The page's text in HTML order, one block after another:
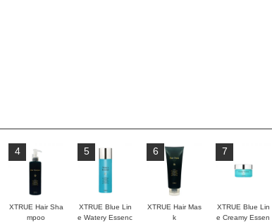
4
XTRUE Hair Sha
mpoo
5
XTRUE Blue Lin
e Watery Essenc
6
XTRUE Hair Mas
k
7
XTRUE Blue Lin
e Creamy Essen